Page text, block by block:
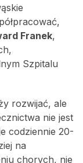
Franek,
Szpitalu
rozwijać, ale
nie jest
codziennie 20-
na
chorych, nie